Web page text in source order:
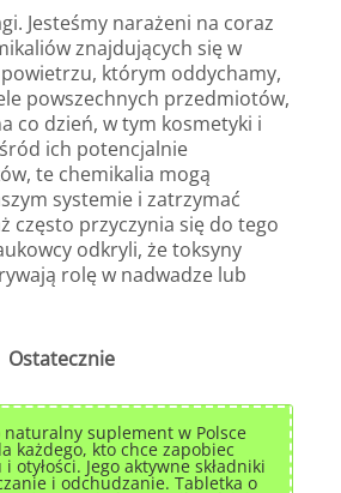
Jesteśmy narażeni na coraz
znajdujących się w
którym oddychamy,
powszechnych przedmiotów,
co dzień, w tym kosmetyki i
ich potencjalnie
te chemikalia mogą
systemie i zatrzymać
często przyczynia się do tego
odkryli, że toksyny
rolę w nadwadze lub
Ostatecznie
suplement w Polsce
każdego, kto chce zapobiec
otyłości. Jego aktywne składniki
i odchudzanie. Tabletka o